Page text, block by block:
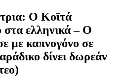
Ο Κοϊτά
στα ελληνικά – Ο
με καπνογόνο σε
δίνει δωρεάν